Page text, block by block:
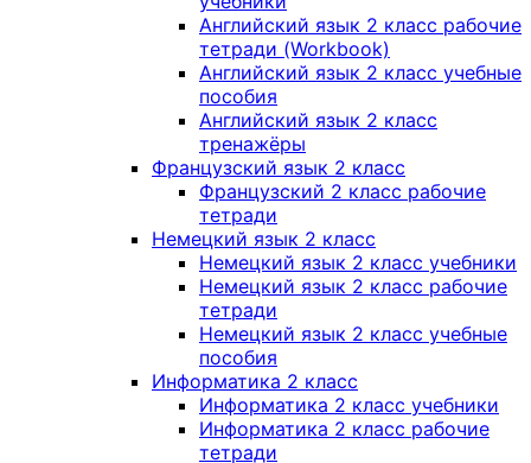
Английский язык 2 класс рабочие
тетради (Workbook)
Английский язык 2 класс учебные
пособия
Английский язык 2 класс
тренажёры
Французский язык 2 класс
Французский 2 класс рабочие
тетради
Немецкий язык 2 класс
Немецкий язык 2 класс учебники
Немецкий язык 2 класс рабочие
тетради
Немецкий язык 2 класс учебные
пособия
Информатика 2 класс
Информатика 2 класс учебники
Информатика 2 класс рабочие
тетради